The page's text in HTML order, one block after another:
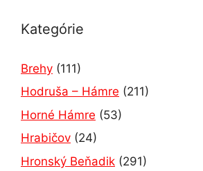
Kategórie
Brehy (111)
Hodruša – Hámre (211)
Horné Hámre (53)
Hrabičov (24)
Hronský Beňadik (291)